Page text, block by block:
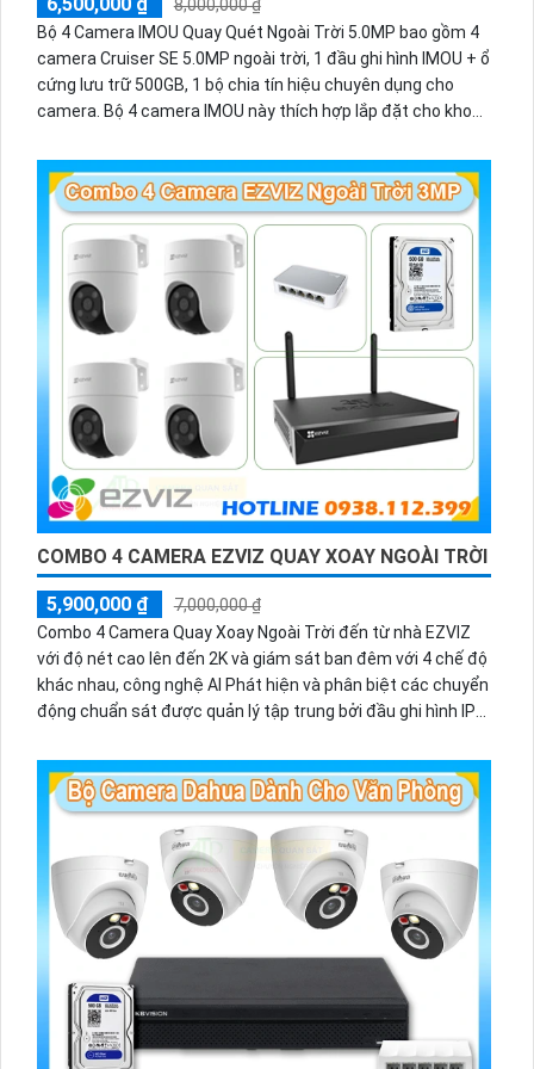
6,500,000 ₫
8,000,000 ₫
Bộ 4 Camera IMOU Quay Quét Ngoài Trời 5.0MP bao gồm 4
camera Cruiser SE 5.0MP ngoài trời, 1 đầu ghi hình IMOU + ổ
cứng lưu trữ 500GB, 1 bộ chia tín hiệu chuyên dụng cho
camera. Bộ 4 camera IMOU này thích hợp lắp đặt cho kho
trời.
COMBO 4 CAMERA EZVIZ QUAY XOAY NGOÀI TRỜI
5,900,000 ₫
7,000,000 ₫
Combo 4 Camera Quay Xoay Ngoài Trời đến từ nhà EZVIZ
với độ nét cao lên đến 2K và giám sát ban đêm với 4 chế độ
khác nhau, công nghệ AI Phát hiện và phân biệt các chuyển
động chuẩn sát được quản lý tập trung bởi đầu ghi hình IP